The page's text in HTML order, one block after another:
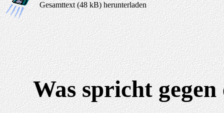
Gesamttext (48 kB) herunterladen
Was spricht